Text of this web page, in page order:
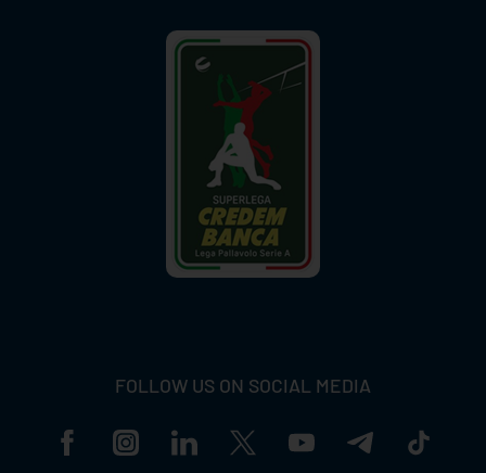
FOLLOW US ON SOCIAL MEDIA